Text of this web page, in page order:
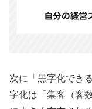
次に「黒字化でき
字化は「集客（客